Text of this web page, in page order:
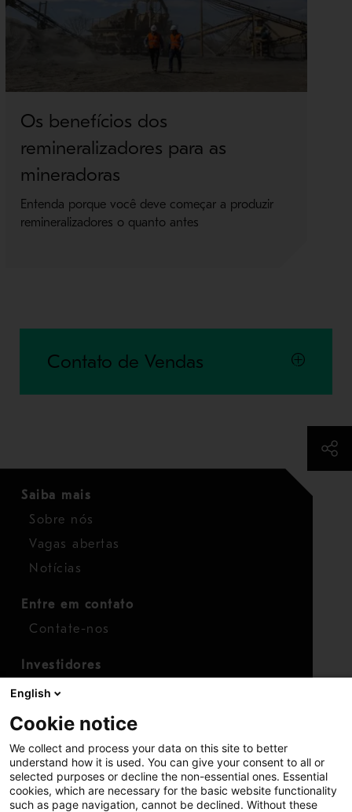
Os benefícios dos
remineralizadores para as
mineradoras
Entenda porque você deve começar a produzir
remineralizadores o quanto antes
Contato de Vendas
Saiba mais
Sobre nós
Vagas abertas
Notícias
Entre em contato
Contate-nos
Investidores
Calendário para investidores
Finanças
English
Cookie notice
We collect and process your data on this site to better
understand how it is used. You can give your consent to all or
selected purposes or decline the non-essential ones. Essential
cookies, which are necessary for the basic website functionality
such as page navigation, cannot be declined. Without these